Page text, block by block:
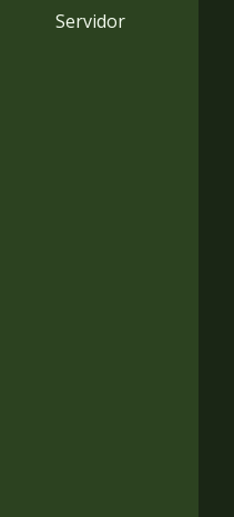
Servidor